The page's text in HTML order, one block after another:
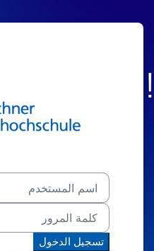
اسم المستخدم
كلمة المرور
تسجيل الدخول